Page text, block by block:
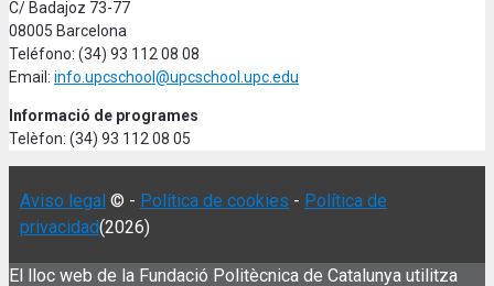
C/ Badajoz 73-77
08005 Barcelona
Teléfono: (34) 93 112 08 08
Email: info.upcschool@upcschool.upc.edu
Informació de programes
Telèfon: (34) 93 112 08 05
Aviso legal © - Política de cookies - Política de
privacidad(2026)
El lloc web de la Fundació Politècnica de Catalunya utilitza